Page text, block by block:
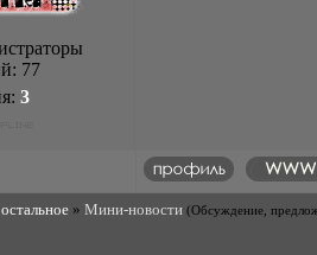
77
3
» Мини-новости (Обсуждение,